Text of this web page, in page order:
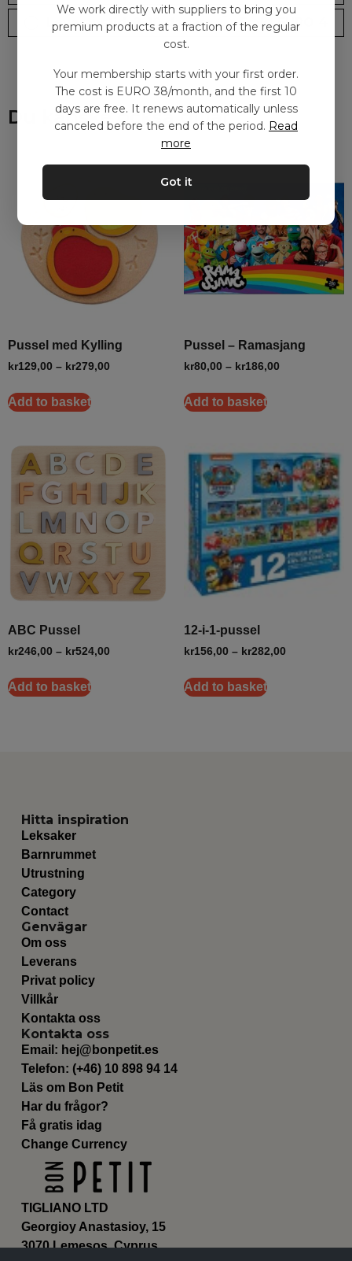
Leveranstid: 2-10 dagar Frakt EURO 4
Du kanske också gillar
Pussel med Kylling
kr129,00 – kr279,00
Add to basket
Pussel – Ramasjang
kr80,00 – kr186,00
Add to basket
ABC Pussel
kr246,00 – kr524,00
Add to basket
12-i-1-pussel
kr156,00 – kr282,00
Add to basket
TIGLIANO LTD
Georgioy Anastasioy, 15
3070 Lemesos, Cyprus
Hitta inspiration
Leksaker
Barnrummet
Utrustning
Category
Contact
Genvägar
Om oss
Leverans
Privat policy
Villkår
Kontakta oss
Kontakta oss
Email: hej@bonpetit.es
Telefon: (+46) 10 898 94 14
Läs om Bon Petit
Har du frågor?
Få gratis idag
Change Currency
We work directly with suppliers to bring you
premium products at a fraction of the regular
cost.
Your membership starts with your first order.
The cost is EURO 38/month, and the first 10
days are free. It renews automatically unless
canceled before the end of the period. Read
more
Got it